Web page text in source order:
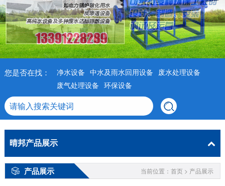
您是否在找： 净水设备 中水及雨水回用设备
废水处理设备
废气处理设备
环保设备
晴邦产品展示
产品展示 当前位置：首页 > 产品展示